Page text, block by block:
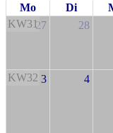
Mo Di
KW3127 28
KW32 3 4